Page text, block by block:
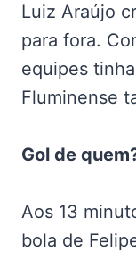
Luiz Araújo
para fora.
equipes
Fluminense
Gol de
Aos 13
bola de